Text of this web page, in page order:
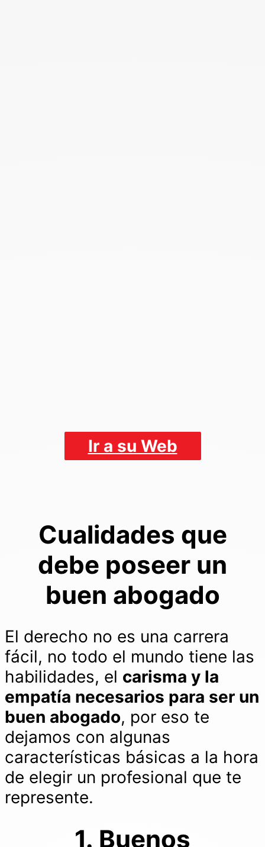
Ir a su Web
Cualidades que
debe poseer un
buen abogado
El derecho no es una carrera
fácil, no todo el mundo tiene las
habilidades, el carisma y la
empatía necesarios para ser un
buen abogado, por eso te
dejamos con algunas
características básicas a la hora
de elegir un profesional que te
represente.
1. Buenos